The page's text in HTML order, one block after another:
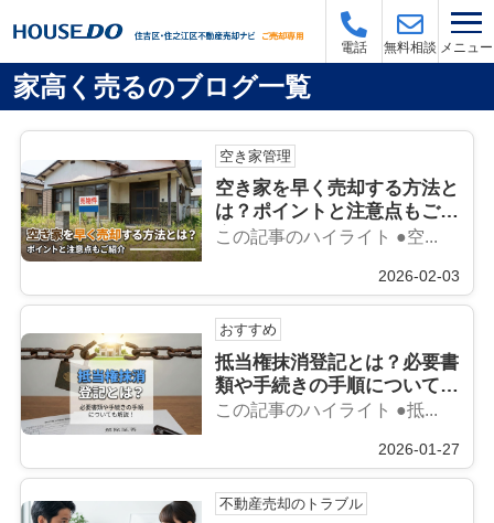
電話 無料相談 メニュー
家高く売るのブログ一覧
空き家管理
空き家を早く売却する方法と
は？ポイントと注意点もご紹
介
この記事のハイライト ●空...
2026-02-03
おすすめ
抵当権抹消登記とは？必要書
類や手続きの手順についても
解説！
この記事のハイライト ●抵...
2026-01-27
不動産売却のトラブル